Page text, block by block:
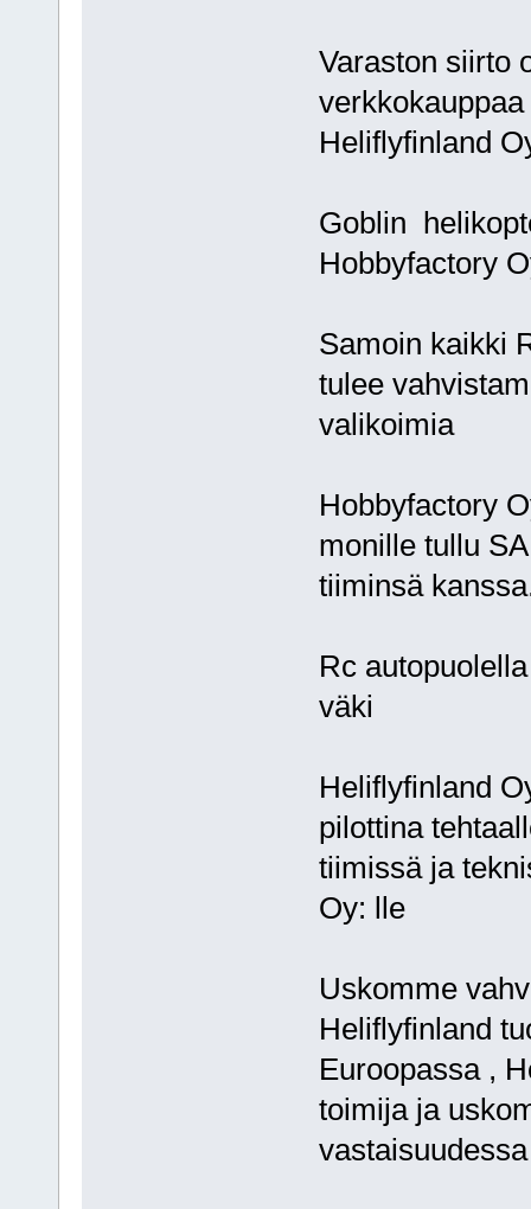
Varaston siirto
Heliflyfinland
Goblin
Hobbyfactory
Samoin kaikki
tulee
valikoimia
Hobbyfactory
monille tullu
tiiminsä
Rc
väki
Heliflyfinland
pilottina
tiimissä ja
Oy: lle
Uskomme
Heliflyfinland
Euroopassa ,
toimija ja